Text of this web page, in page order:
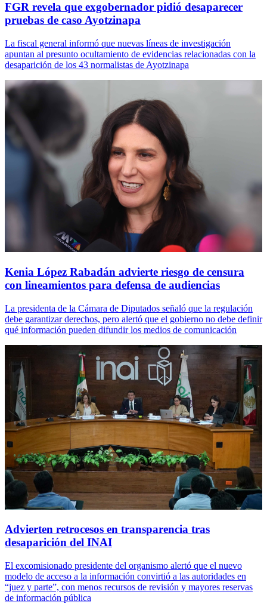
FGR revela que exgobernador pidió desaparecer
pruebas de caso Ayotzinapa
La fiscal general informó que nuevas líneas de investigación
apuntan al presunto ocultamiento de evidencias relacionadas con la
desaparición de los 43 normalistas de Ayotzinapa
Kenia López Rabadán advierte riesgo de censura
con lineamientos para defensa de audiencias
La presidenta de la Cámara de Diputados señaló que la regulación
debe garantizar derechos, pero alertó que el gobierno no debe definir
qué información pueden difundir los medios de comunicación
Advierten retrocesos en transparencia tras
desaparición del INAI
El excomisionado presidente del organismo alertó que el nuevo
modelo de acceso a la información convirtió a las autoridades en
“juez y parte”, con menos recursos de revisión y mayores reservas
de información pública